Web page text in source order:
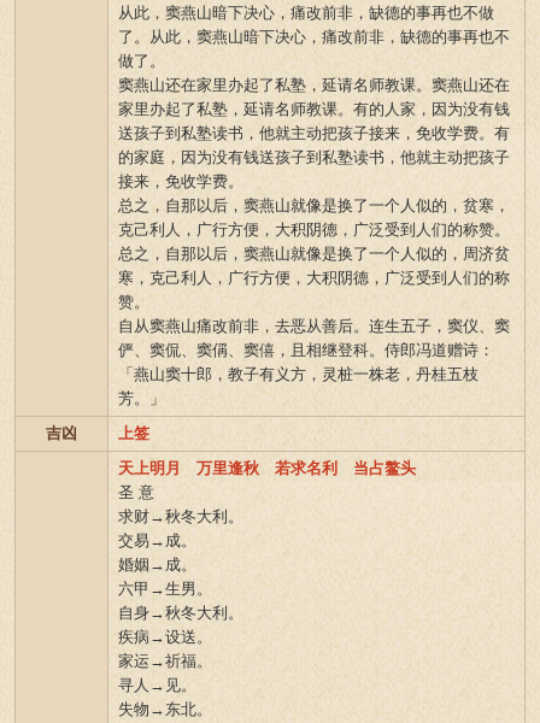
从此，窦燕山暗下决心，痛改前非，缺德的事再也不做
了。从此，窦燕山暗下决心，痛改前非，缺德的事再也不
做了。
窦燕山还在家里办起了私塾，延请名师教课。窦燕山还在
家里办起了私塾，延请名师教课。有的人家，因为没有钱
送孩子到私塾读书，他就主动把孩子接来，免收学费。有
的家庭，因为没有钱送孩子到私塾读书，他就主动把孩子
接来，免收学费。
总之，自那以后，窦燕山就像是换了一个人似的，贫寒，
克己利人，广行方便，大积阴德，广泛受到人们的称赞。
总之，自那以后，窦燕山就像是换了一个人似的，周济贫
寒，克己利人，广行方便，大积阴德，广泛受到人们的称
赞。
自从窦燕山痛改前非，去恶从善后。连生五子，窦仪、窦
俨、窦侃、窦偁、窦僖，且相继登科。侍郎冯道赠诗：
「燕山窦十郎，教子有义方，灵桩一株老，丹桂五枝
芳。」
吉凶
上签
天上明月 万里逢秋 若求名利 当占鳌头
圣 意
求财→秋冬大利。
交易→成。
婚姻→成。
六甲→生男。
自身→秋冬大利。
疾病→设送。
家运→祈福。
寻人→见。
失物→东北。